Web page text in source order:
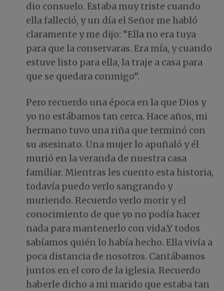
dio consuelo. Estaba muy triste cuando
ella falleció, y un día el Señor me habló
claramente y me dijo: “Ella no era tuya
para que la conservaras. Era mía, y cuando
estuve listo para ella, la traje a casa para
que se quedara conmigo”.
Pero recuerdo una época en la que Dios y
yo no estábamos tan cerca. Hace años, mi
hermano tuvo una riña que terminó con
su asesinato. Una mujer lo apuñaló y él
murió en la veranda de nuestra casa
familiar. Mientras les cuento esta historia,
todavía puedo verlo sangrando y
muriendo. Recuerdo verlo morir y el
conocimiento de que yo no podía hacer
nada para mantenerlo con vida.Y todos
sabíamos quién lo había hecho. Ella vivía a
poca distancia de nosotros. Cantábamos
juntos en el coro de la iglesia. Recuerdo
haberle dicho a mi marido que estaba tan